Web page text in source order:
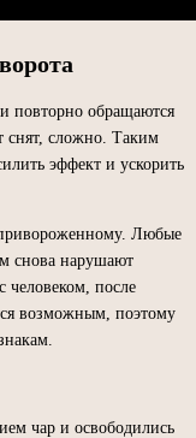
повторно обращаются
снят, сложно. Таким
эффект и ускорить
Любые
снова нарушают
человеком, после
возможным, поэтому
чар и освободились